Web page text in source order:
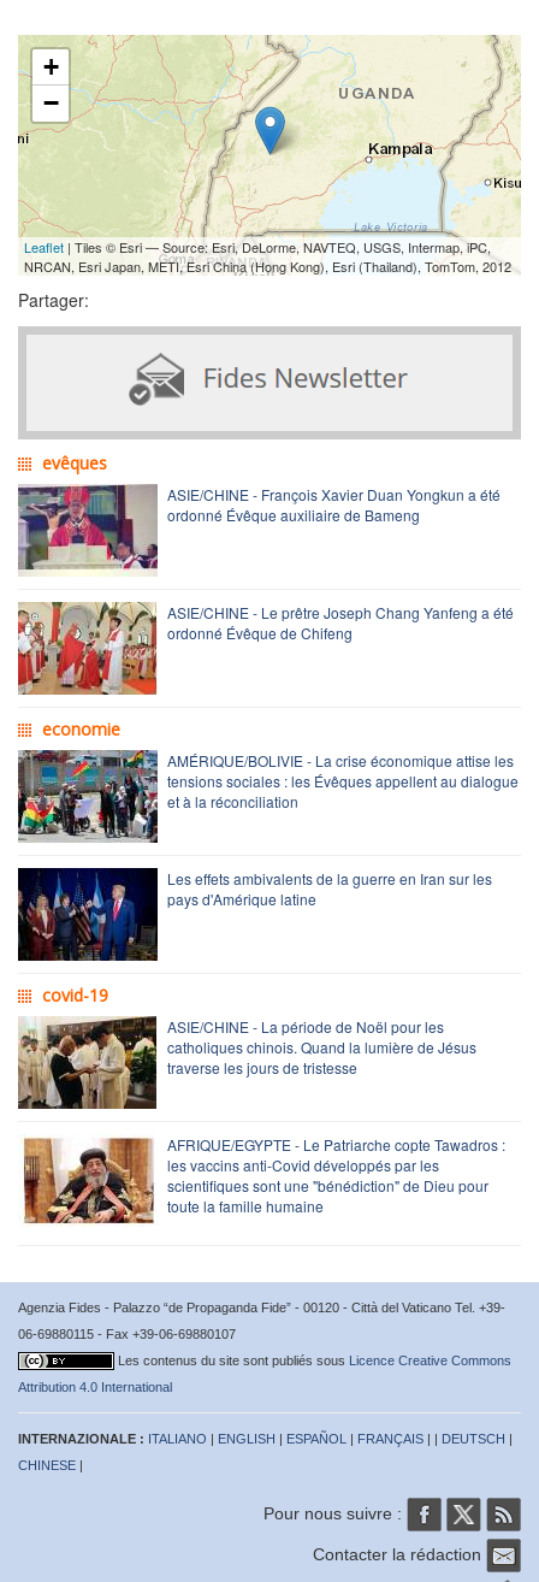
+
−
Leaflet | Tiles © Esri — Source: Esri, DeLorme, NAVTEQ, USGS, Intermap, iPC,
NRCAN, Esri Japan, METI, Esri China (Hong Kong), Esri (Thailand), TomTom, 2012
Partager:
evêques
ASIE/CHINE - François Xavier Duan Yongkun a été
ordonné Évêque auxiliaire de Bameng
ASIE/CHINE - Le prêtre Joseph Chang Yanfeng a été
ordonné Évêque de Chifeng
economie
AMÉRIQUE/BOLIVIE - La crise économique attise les
tensions sociales : les Évêques appellent au dialogue
et à la réconciliation
Les effets ambivalents de la guerre en Iran sur les
pays d'Amérique latine
covid-19
ASIE/CHINE - La période de Noël pour les
catholiques chinois. Quand la lumière de Jésus
traverse les jours de tristesse
AFRIQUE/EGYPTE - Le Patriarche copte Tawadros :
les vaccins anti-Covid développés par les
scientifiques sont une "bénédiction" de Dieu pour
toute la famille humaine
Agenzia Fides - Palazzo “de Propaganda Fide” - 00120 - Città del Vaticano Tel. +39-
06-69880115 - Fax +39-06-69880107
Les contenus du site sont publiés sous Licence Creative Commons
Attribution 4.0 International
INTERNAZIONALE : ITALIANO | ENGLISH | ESPAÑOL | FRANÇAIS | | DEUTSCH |
CHINESE |
Pour nous suivre :
Contacter la rédaction